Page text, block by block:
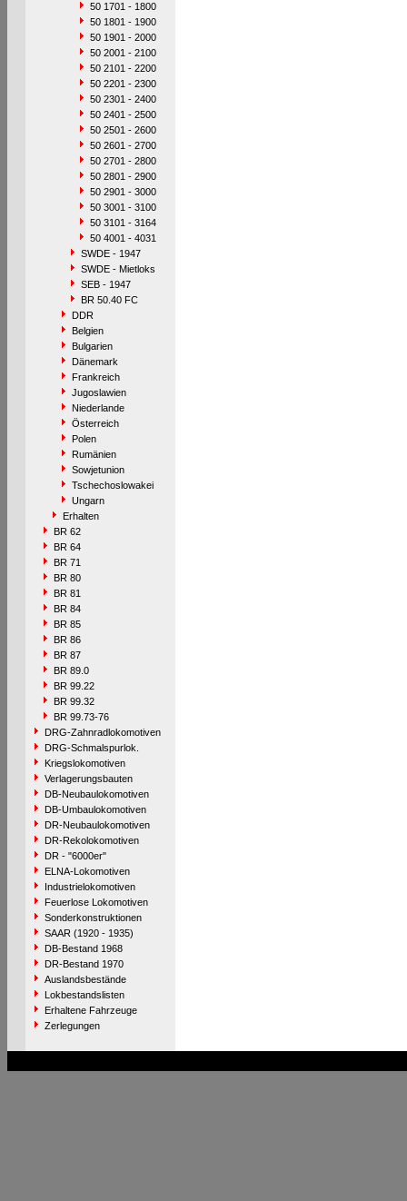
50 1701 - 1800
50 1801 - 1900
50 1901 - 2000
50 2001 - 2100
50 2101 - 2200
50 2201 - 2300
50 2301 - 2400
50 2401 - 2500
50 2501 - 2600
50 2601 - 2700
50 2701 - 2800
50 2801 - 2900
50 2901 - 3000
50 3001 - 3100
50 3101 - 3164
50 4001 - 4031
SWDE - 1947
SWDE - Mietloks
SEB - 1947
BR 50.40 FC
DDR
Belgien
Bulgarien
Dänemark
Frankreich
Jugoslawien
Niederlande
Österreich
Polen
Rumänien
Sowjetunion
Tschechoslowakei
Ungarn
Erhalten
BR 62
BR 64
BR 71
BR 80
BR 81
BR 84
BR 85
BR 86
BR 87
BR 89.0
BR 99.22
BR 99.32
BR 99.73-76
DRG-Zahnradlokomotiven
DRG-Schmalspurlok.
Kriegslokomotiven
Verlagerungsbauten
DB-Neubaulokomotiven
DB-Umbaulokomotiven
DR-Neubaulokomotiven
DR-Rekolokomotiven
DR - "6000er"
ELNA-Lokomotiven
Industrielokomotiven
Feuerlose Lokomotiven
Sonderkonstruktionen
SAAR (1920 - 1935)
DB-Bestand 1968
DR-Bestand 1970
Auslandsbestände
Lokbestandslisten
Erhaltene Fahrzeuge
Zerlegungen